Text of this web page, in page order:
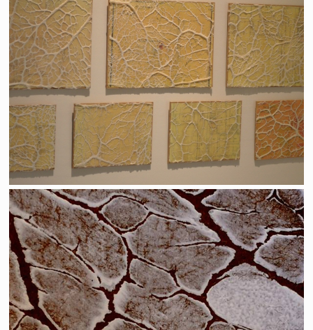
Espèces d'espaces